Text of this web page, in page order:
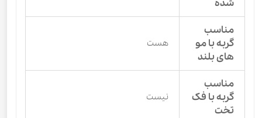
شده
مناسب
گربه با مو
های بلند
هست
مناسب
گربه با فک
تخت
نیست